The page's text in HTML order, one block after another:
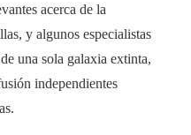
acerca de la
y algunos especialistas
una sola galaxia extinta,
independientes